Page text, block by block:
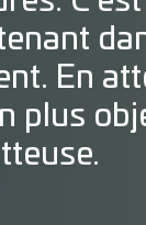
En
plus